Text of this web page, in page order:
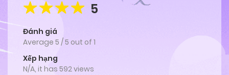
5
Đánh giá
Average 5 /5 out of 1
Xếp hạng
N/A, it has 592 views